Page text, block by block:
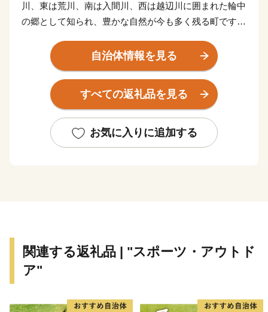
川、東は荒川、南は入間川、西は越辺川に囲まれた輪中
の郷として知られ、豊かな自然が今も多く残る町です。
平坦な地形と豊かな水、気候など理想的な条件が整って
おり、江戸時代には、お蔵米として川越藩に献上されて
いた由緒あるお米が産み出されています。
また、町の特産として、県内でも有数の産地となって
の栽培が盛んです。
新たな取り組みとして、町の魅力を地域住民が再認識
など）」、「食（すったて、呉汁など）」、「歴史文化
財（遠山記念館、廣徳寺大御堂など）」などに代表され
のです。
自治体情報を見る
すべての返礼品を見る
お気に入りに追加する
関連する返礼品 | "スポーツ・アウトド
ア"